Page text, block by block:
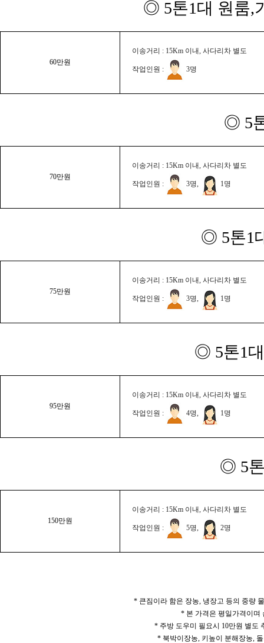
◎ 5톤1대 원룸,
60만원
이송거리 : 15Km 이내, 사다리차 별도
작업인원 : 3명
◎ 5
70만원
이송거리 : 15Km 이내, 사다리차 별도
작업인원 : 3명, 1명
◎ 5톤1
75만원
이송거리 : 15Km 이내, 사다리차 별도
작업인원 : 3명, 1명
◎ 5톤1
95만원
이송거리 : 15Km 이내, 사다리차 별도
작업인원 : 4명, 1명
◎ 5
150만원
이송거리 : 15Km 이내, 사다리차 별도
작업인원 : 5명, 2명
* 큰짐이라 함은 장농, 냉장고 등의 중량
* 본 가격은 평일가격이며
* 주방 도우미 필요시 10만원 별도
* 북박이장농, 키높이 분해장농,